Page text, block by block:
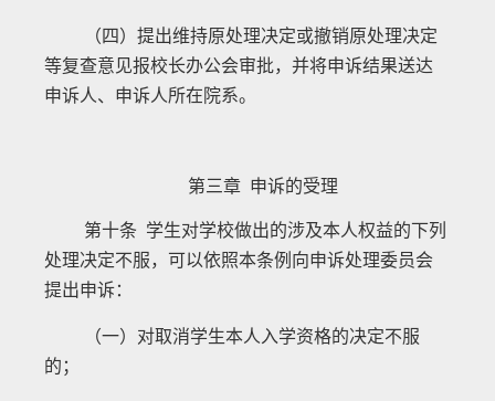
（四）提出维持原处理决定或撤销原处理决定
等复查意见报校长办公会审批，并将申诉结果送达
申诉人、申诉人所在院系。
第三章 申诉的受理
第十条 学生对学校做出的涉及本人权益的下列
处理决定不服，可以依照本条例向申诉处理委员会
提出申诉：
（一）对取消学生本人入学资格的决定不服
的；